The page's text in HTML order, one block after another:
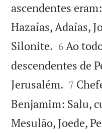
ascendentes
Hazaías, Adaías,
Silonite. 

6 Ao
descendentes de
Jerusalém. 

7
Benjamim: Salu,
Mesulão, Joede,